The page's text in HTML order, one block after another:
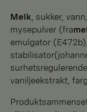
melk , sukker,
mysepulver (fra
emulgator (E472b),
vaniljeekstrakt,